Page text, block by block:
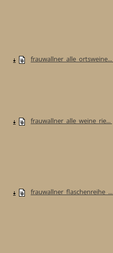
frauwallner_alle_ortsweine...
frauwallner_alle_weine_rie...
frauwallner_flaschenreihe_...